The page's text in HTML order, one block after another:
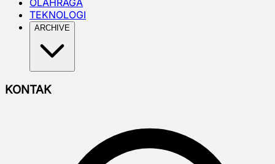
TEKNOLOGI
ARCHIVE
KONTAK